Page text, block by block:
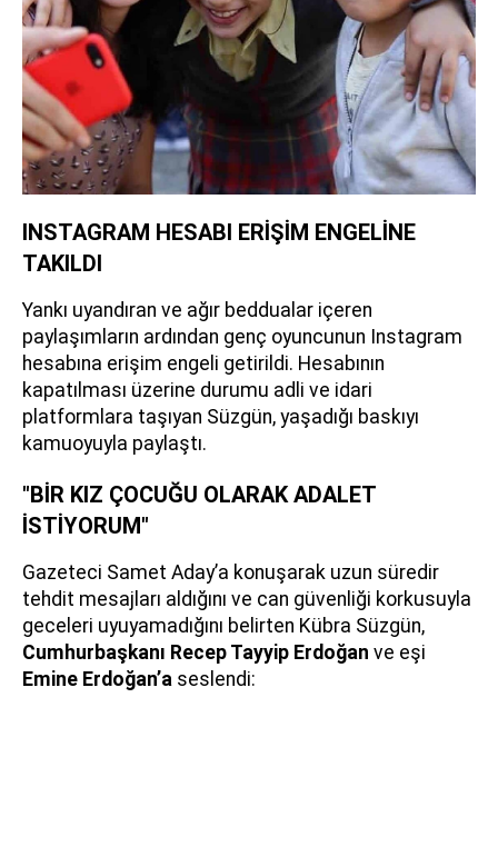
INSTAGRAM HESABI ERİŞİM ENGELİNE
TAKILDI
Yankı uyandıran ve ağır beddualar içeren
paylaşımların ardından genç oyuncunun Instagram
hesabına erişim engeli getirildi. Hesabının
kapatılması üzerine durumu adli ve idari
platformlara taşıyan Süzgün, yaşadığı baskıyı
kamuoyuyla paylaştı.
"BİR KIZ ÇOCUĞU OLARAK ADALET
İSTİYORUM"
Gazeteci Samet Aday’a konuşarak uzun süredir
tehdit mesajları aldığını ve can güvenliği korkusuyla
geceleri uyuyamadığını belirten Kübra Süzgün,
Cumhurbaşkanı Recep Tayyip Erdoğan ve eşi
Emine Erdoğan’a seslendi: